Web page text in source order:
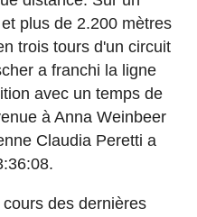
plus de 2.200 mètres
trois tours d'un circuit
a franchi la ligne
avec un temps de
à Anna Weinbeer
Claudia Peretti a
des dernières